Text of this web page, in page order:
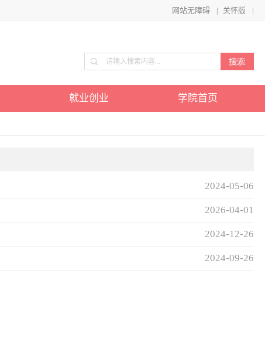
网站无障碍 | 关怀版 |
就业创业 学院首页
2024-05-06
2026-04-01
2024-12-26
2024-09-26